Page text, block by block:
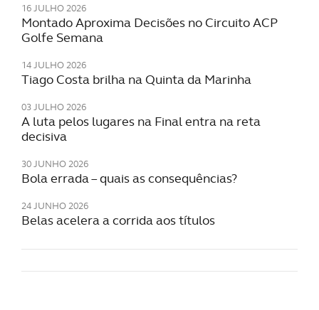
16 JULHO 2026
Montado Aproxima Decisões no Circuito ACP
Golfe Semana
14 JULHO 2026
Tiago Costa brilha na Quinta da Marinha
03 JULHO 2026
A luta pelos lugares na Final entra na reta
decisiva
30 JUNHO 2026
Bola errada – quais as consequências?
24 JUNHO 2026
Belas acelera a corrida aos títulos